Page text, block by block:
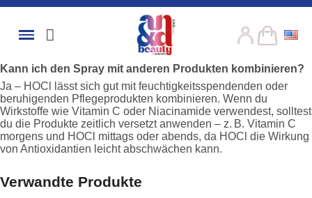
Kann ich den Spray mit anderen Produkten kombinieren?
Ja – HOCl lässt sich gut mit feuchtigkeitsspendenden oder
beruhigenden Pflegeprodukten kombinieren. Wenn du
Wirkstoffe wie Vitamin C oder Niacinamide verwendest, solltest
du die Produkte zeitlich versetzt anwenden – z. B. Vitamin C
morgens und HOCl mittags oder abends, da HOCl die Wirkung
von Antioxidantien leicht abschwächen kann.
Verwandte Produkte